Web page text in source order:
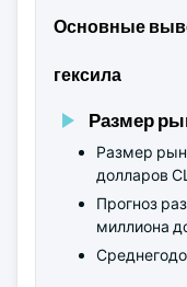
Основные
гексила
Размер
Размер
долларов
Прогноз
миллиона